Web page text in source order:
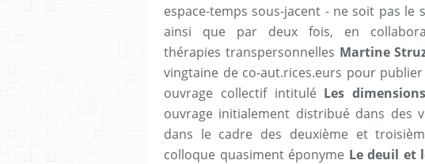
espace-temps sous-jacent - ne soit pas le
ainsi que par deux fois, en
thérapies transpersonnelles Martine
vingtaine de co-aut.rices.eurs pour
ouvrage collectif intitulé Les
ouvrage initialement distribué dans des
dans le cadre des deuxième et
colloque quasiment éponyme Le deuil et